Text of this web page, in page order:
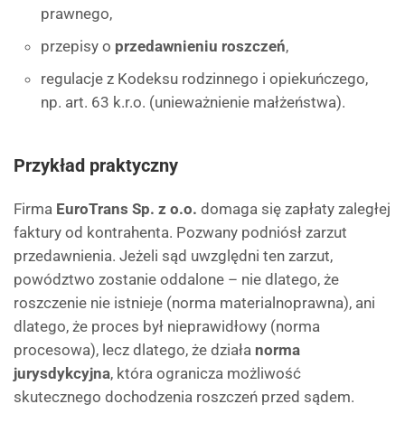
prawnego,
przepisy o przedawnieniu roszczeń,
regulacje z Kodeksu rodzinnego i opiekuńczego,
np. art. 63 k.r.o. (unieważnienie małżeństwa).
Przykład praktyczny
Firma EuroTrans Sp. z o.o. domaga się zapłaty zaległej
faktury od kontrahenta. Pozwany podniósł zarzut
przedawnienia. Jeżeli sąd uwzględni ten zarzut,
powództwo zostanie oddalone – nie dlatego, że
roszczenie nie istnieje (norma materialnoprawna), ani
dlatego, że proces był nieprawidłowy (norma
procesowa), lecz dlatego, że działa norma
jurysdykcyjna, która ogranicza możliwość
skutecznego dochodzenia roszczeń przed sądem.